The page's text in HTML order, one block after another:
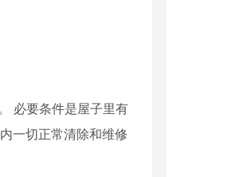
必要条件是屋子里有
一切正常清除和维修